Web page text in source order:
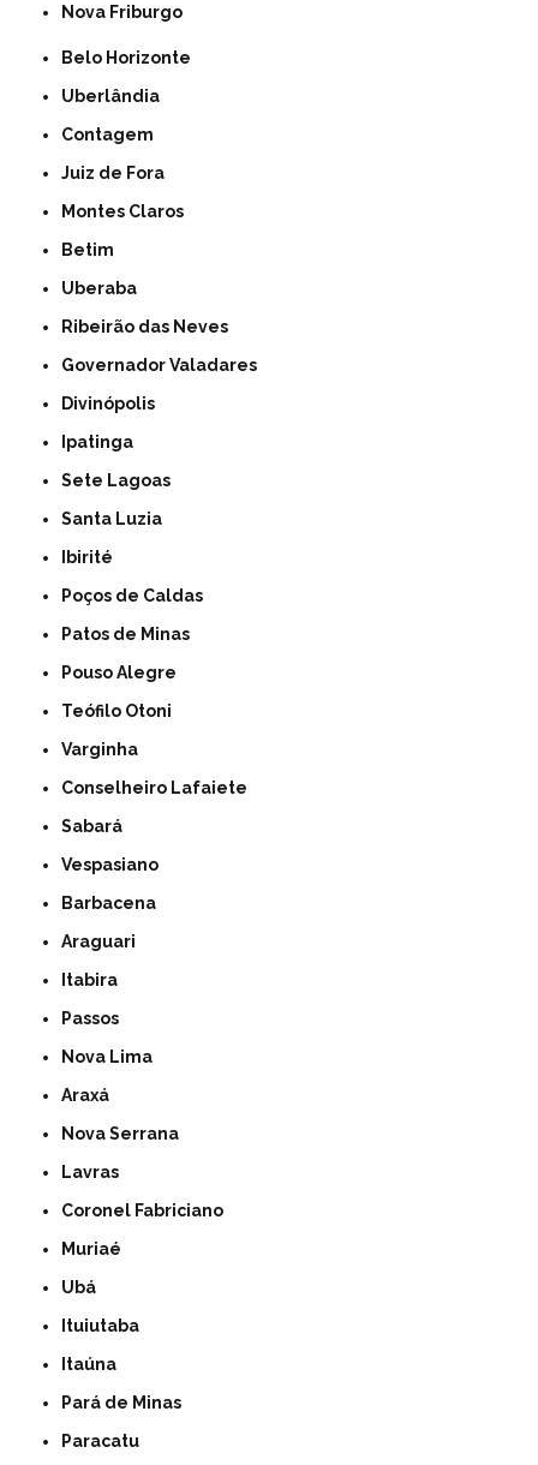
Nova Friburgo
Belo Horizonte
Uberlândia
Contagem
Juiz de Fora
Montes Claros
Betim
Uberaba
Ribeirão das Neves
Governador Valadares
Divinópolis
Ipatinga
Sete Lagoas
Santa Luzia
Ibirité
Poços de Caldas
Patos de Minas
Pouso Alegre
Teófilo Otoni
Varginha
Conselheiro Lafaiete
Sabará
Vespasiano
Barbacena
Araguari
Itabira
Passos
Nova Lima
Araxá
Nova Serrana
Lavras
Coronel Fabriciano
Muriaé
Ubá
Ituiutaba
Itaúna
Pará de Minas
Paracatu